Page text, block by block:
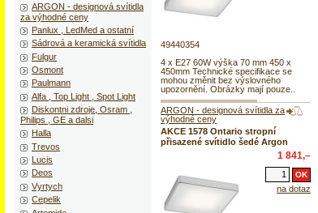
49440354
4 x E27 60W výška 70 mm 450 x
450mm Technické specifikace se
mohou změnit bez výslovného
upozornění. Obrázky mají pouze..
ARGON - designová svítidla za
výhodné ceny
AKCE 1578 Ontario stropní
přisazené svítidlo šedé Argon
1 841,–
na dotaz
ARGON - designová svítidla
za výhodné ceny
Panlux , LedMed a ostatní
Sádrová a keramická svítidla
Fulgur
Osmont
Paulmann
Alfa , Top Light , Spot Light
Diskontni zdroje, Osram ,
Philips , GE a dalsi
Halla
Trevos
Lucis
Deos
Vyrtych
Cepelik